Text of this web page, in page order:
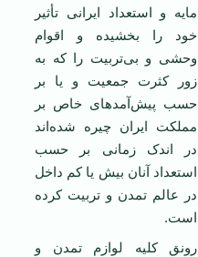
مایه و استعداد ایرانی تأثیر
خود را بخشیده و اقوام
وحشی و بی‌تربیت را که به
زور کثرت جمعیت و یا بر
حسب پیش‌آمدهای خاص بر
مملکت ایران چیره شده‌اند
در اندک زمانی بر حسب
استعداد آنان بیش یا کم داخل
در عالم تمدن و تربیت کرده
است.
رونق کلیه لوازم تمدن و